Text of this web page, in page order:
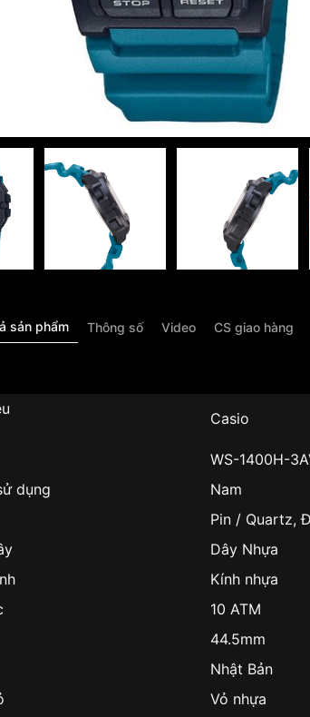
sản phẩm Thông số Video CS giao hàng
Hiệu
Casio
WS-1400H-
dụng
Nam
Pin / Quartz,
Dây Nhựa
Kính nhựa
10 ATM
44.5mm
Nhật Bản
Vỏ nhựa